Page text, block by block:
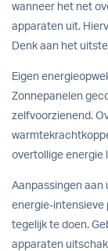
wanneer het net
apparaten uit.
Denk aan het
Eigen
Zonnepanelen
zelfvoorzienend.
overtollige energie
Aanpassingen aan
energie-intensieve
tegelijk te doen.
apparaten